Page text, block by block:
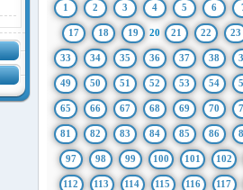
1 2 3 4 5 6
17 18 19 20 21 22 23
33 34 35 36 37 38
49 50 51 52 53 54
65 66 67 68 69 70
81 82 83 84 85 86
97 98 99 100 101 102
112 113 114 115 116 117